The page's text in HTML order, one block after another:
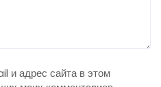
и адрес сайта в этом